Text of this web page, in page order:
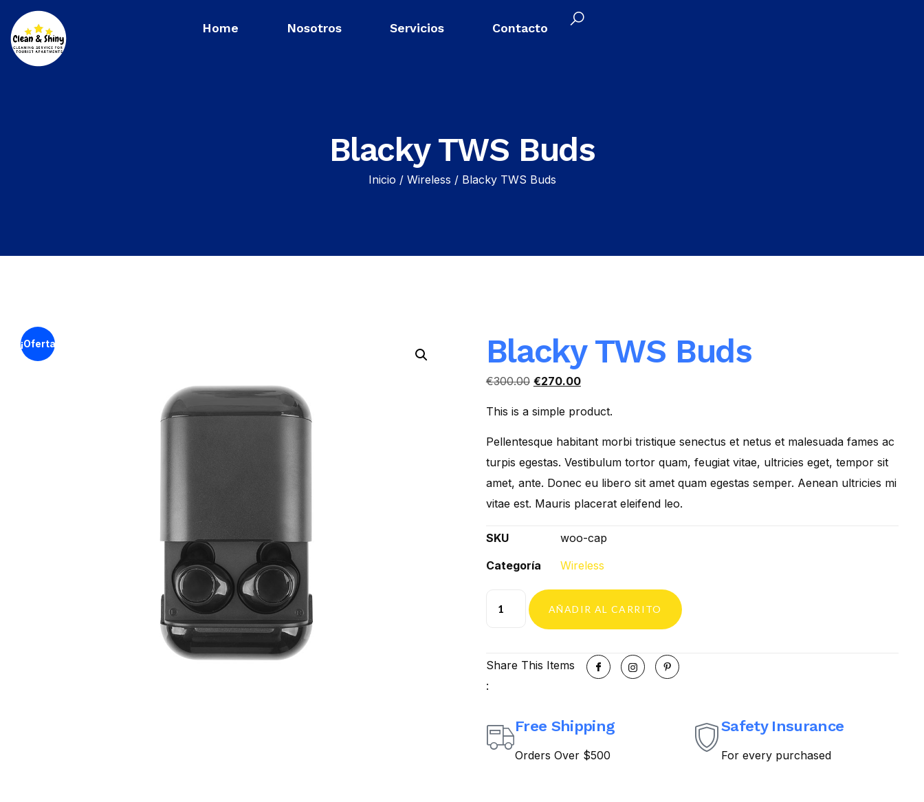
Home Nosotros Servicios Contacto
Blacky TWS Buds
Inicio / Wireless / Blacky TWS Buds
¡Oferta! Blacky TWS Buds
€300.00 €270.00
This is a simple product.
Pellentesque habitant morbi tristique senectus et netus et malesuada fames ac
turpis egestas. Vestibulum tortor quam, feugiat vitae, ultricies eget, tempor sit
amet, ante. Donec eu libero sit amet quam egestas semper. Aenean ultricies mi
vitae est. Mauris placerat eleifend leo.
SKU
woo-cap
Categoría
Wireless
AÑADIR AL CARRITO
Share This Items
:
Free Shipping
Orders Over $500
Safety Insurance
For every purchased